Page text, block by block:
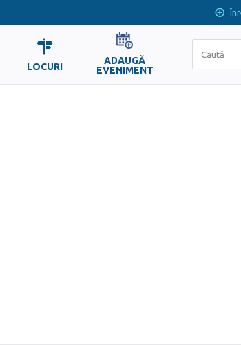
LOCURI
ADAUGĂ
EVENIMENT